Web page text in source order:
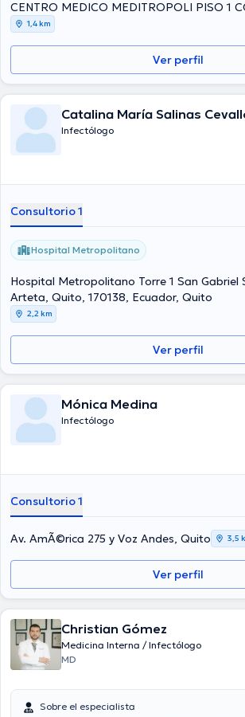
CENTRO MEDICO MEDITROPOLI PISO 1
1,4 km
Ver perfil
Catalina María Salinas
Infectólogo
Consultorio 1
Hospital Metropolitano
Hospital Metropolitano Torre 1 San Gabriel
Arteta, Quito, 170138, Ecuador, Quito
2,2 km
Ver perfil
Mónica Medina
Infectólogo
Consultorio 1
Av. AmÃ©rica 275 y Voz Andes, Quito 3,5
Ver perfil
Christian Gómez
Medicina Interna / Infectólogo
MD
Sobre el especialista